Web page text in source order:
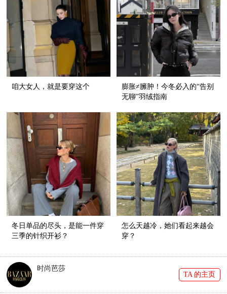
咱大女人，就是要穿这个
膨胀≠臃肿！今冬必入的“告别
无聊”羽绒指南
冬日单品的尽头，是能一件穿
三季的针织开衫？
怎么天越冷，她们看起来越会
穿？
时尚芭莎
TA 的主页